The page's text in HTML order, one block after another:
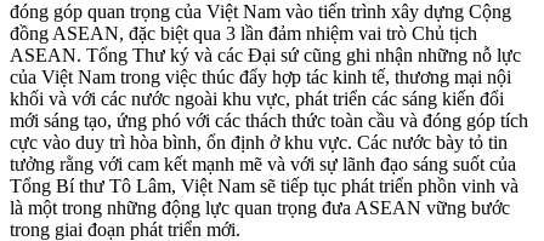
đóng góp quan trọng của Việt Nam vào tiến trình xây dựng Cộng
đồng ASEAN, đặc biệt qua 3 lần đảm nhiệm vai trò Chủ tịch
ASEAN. Tổng Thư ký và các Đại sứ cũng ghi nhận những nỗ lực
của Việt Nam trong việc thúc đẩy hợp tác kinh tế, thương mại nội
khối và với các nước ngoài khu vực, phát triển các sáng kiến đổi
mới sáng tạo, ứng phó với các thách thức toàn cầu và đóng góp tích
cực vào duy trì hòa bình, ổn định ở khu vực. Các nước bày tỏ tin
tưởng rằng với cam kết mạnh mẽ và với sự lãnh đạo sáng suốt của
Tổng Bí thư Tô Lâm, Việt Nam sẽ tiếp tục phát triển phồn vinh và
là một trong những động lực quan trọng đưa ASEAN vững bước
trong giai đoạn phát triển mới.